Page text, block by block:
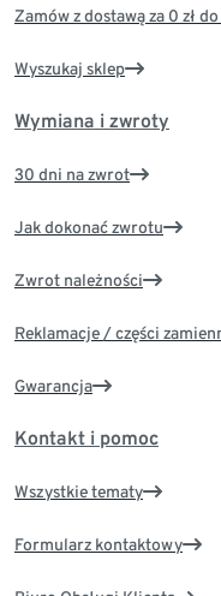
Zamów z dostawą za 0 zł
Wyszukaj sklep
Wymiana i zwroty
30 dni na zwrot
Jak dokonać zwrotu
Zwrot należności
Reklamacje / części
Gwarancja
Kontakt i pomoc
Wszystkie tematy
Formularz kontaktowy